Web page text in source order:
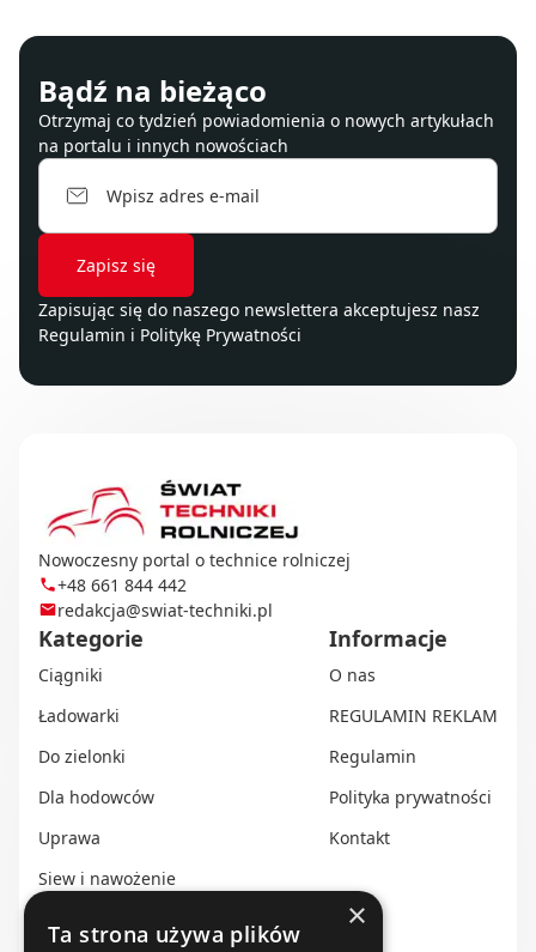
Bądź na bieżąco
Otrzymaj co tydzień powiadomienia o nowych artykułach
na portalu i innych nowościach
Zapisując się do naszego newslettera akceptujesz nasz
Regulamin i Politykę Prywatności
Nowoczesny portal o technice rolniczej
+48 661 844 442
redakcja@swiat-techniki.pl
Kategorie
Ciągniki
Ładowarki
Do zielonki
Dla hodowców
Uprawa
Siew i nawożenie
Informacje
O nas
REGULAMIN REKLAM
Regulamin
Polityka prywatności
Kontakt
×
Ta strona używa plików